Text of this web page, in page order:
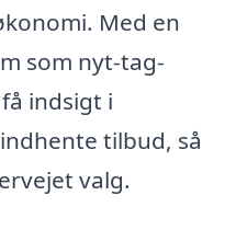
Med en
som nyt-tag-
indsigt i
tilbud, så
valg.